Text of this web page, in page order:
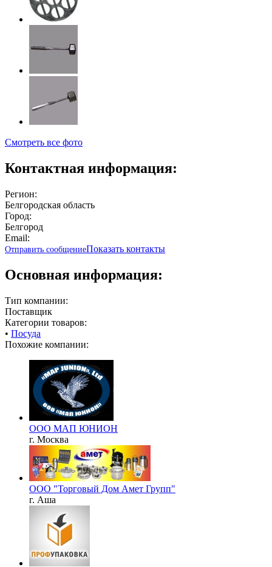
Смотреть все фото
Контактная информация:
Регион:
Белгородская область
Город:
Белгород
Email:
Отправить сообщениеПоказать контакты
Основная информация:
Тип компании:
Поставщик
Категории товаров:
• Посуда
Похожие компании:
ООО МАП ЮНИОН
г. Москва
OOO "Торговый Дом Амет Групп"
г. Аша